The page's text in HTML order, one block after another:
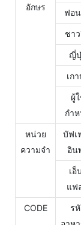
อักษร
ฟอ
ชา
ญี่
เก
ผู้
กำ
หน่วย
ความจำ
บัฟเ
อิน
เอ็
แฟ
CODE
ร